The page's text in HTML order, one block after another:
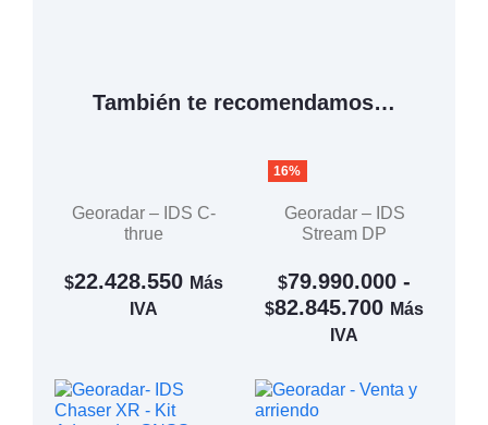
También te recomendamos…
Georadar – IDS C-
thrue
$22.428.550 Más
IVA
16%
Georadar – IDS
Stream DP
$79.990.000 -
$82.845.700 Más
IVA